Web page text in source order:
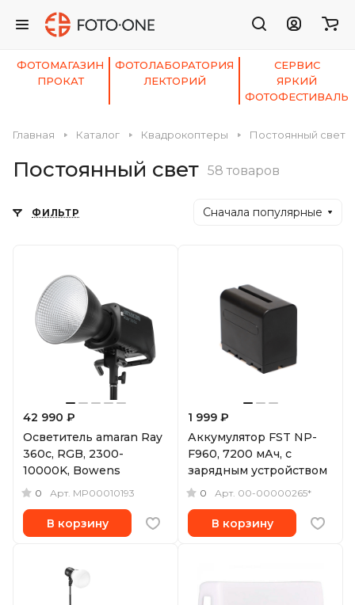
ФОТОМАГАЗИН ФОТОЛАБОРАТОРИЯ
СЕРВИС
ПРОКАТ
ЛЕКТОРИЙ
ЯРКИЙ
ФОТОФЕСТИВАЛЬ
Главная Каталог Квадрокоптеры Постоянный свет
Постоянный свет 58 товаров
ФИЛЬТР Сначала популярные
42 990 ₽
Осветитель amaran Ray
360c, RGB, 2300-
10000K, Bowens
0 Арт. MP00010193
В корзину
1 999 ₽
Аккумулятор FST NP-
F960, 7200 мАч, с
зарядным устройством
0 Арт. 00-00000265*
В корзину